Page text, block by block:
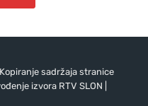
sadržaja stranice
izvora RTV SLON |